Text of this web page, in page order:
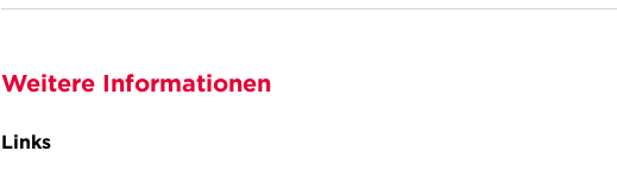
Weitere Informationen
Links